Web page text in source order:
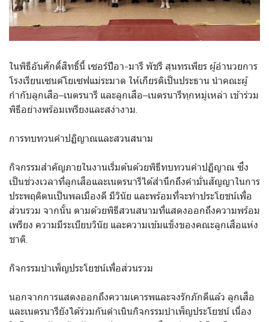
ในพิธีอันศักดิ์สิทธิ์นี้ เซอร์ปีอา-มารี พัชรี สุนทรเพียร ผู้อำนวยการ
โรงเรียนเซนต์โยเซฟแม่ระมาด ให้เกียรติเป็นประธาน นำคณะผู้
กำกับลูกเสือ–เนตรนารี และลูกเสือ–เนตรนารีทุกหมู่เหล่า เข้าร่วม
พิธีอย่างพร้อมเพรียงและสง่างาม.
การทบทวนคำปฏิญาณและสวนสนาม
กิจกรรมสำคัญภายในงานเริ่มต้นด้วยพิธีทบทวนคำปฏิญาณ ซึ่ง
เป็นช่วงเวลาที่ลูกเสือและเนตรนารีได้สำนึกถึงคำมั่นสัญญาในการ
ประพฤติตนเป็นพลเมืองดี มีวินัย และพร้อมที่จะทำประโยชน์เพื่อ
ส่วนรวม จากนั้น ตามด้วยพิธีสวนสนามที่แสดงออกถึงความพร้อม
เพรียง ความมีระเบียบวินัย และความเข้มแข็งของคณะลูกเสือแห่ง
ชาติ.
กิจกรรมบำเพ็ญประโยชน์เพื่อส่วนรวม
นอกจากการแสดงออกถึงความเคารพและจงรักภักดีแล้ว ลูกเสือ
และเนตรนารียังได้ร่วมกันดำเนินกิจกรรมบำเพ็ญประโยชน์ เนื่อง